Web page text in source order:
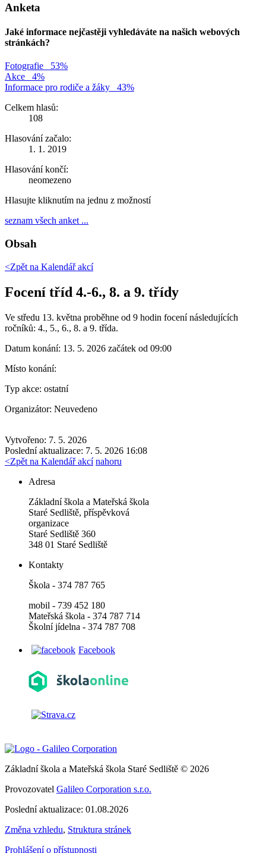
Anketa
Jaké informace nejčastěji vyhledáváte na našich webových
stránkách?
Fotografie
53%
Akce
4%
Informace pro rodiče a žáky
43%
Celkem hlasů:
108
Hlasování začalo:
1. 1. 2019
Hlasování končí:
neomezeno
Hlasujte kliknutím na jednu z možností
seznam všech anket ...
Obsah
<Zpět na Kalendář akcí
Focení tříd 4.-6., 8. a 9. třídy
Ve středu 13. května proběhne od 9 hodin focení následujících
ročníků: 4., 5., 6., 8. a 9. třída.
Datum konání: 13. 5. 2026 začátek od 09:00
Místo konání:
Typ akce: ostatní
Organizátor: Neuvedeno
Vytvořeno: 7. 5. 2026
Poslední aktualizace: 7. 5. 2026 16:08
<Zpět na Kalendář akcí nahoru
Adresa
Základní škola a Mateřská škola
Staré Sedliště, příspěvková
organizace
Staré Sedliště 360
348 01 Staré Sedliště
Kontakty
Škola - 374 787 765
mobil - 739 452 180
Mateřská škola - 374 787 714
Školní jídelna - 374 787 708
Facebook
Základní škola a Mateřská škola Staré Sedliště © 2026
Provozovatel Galileo Corporation s.r.o.
Poslední aktualizace: 01.08.2026
Změna vzhledu, Struktura stránek
Prohlášení o přístupnosti